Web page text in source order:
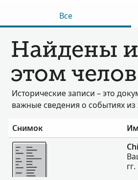
Все
Найдены
этом
Исторические записи – это
важные сведения о событиях
Снимок
Больше
гг.